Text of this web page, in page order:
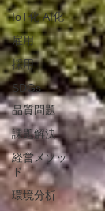
IoT化 AI化
雇用
採用
SDGs
品質問題
課題解決
経営メソッ
ド
環境分析